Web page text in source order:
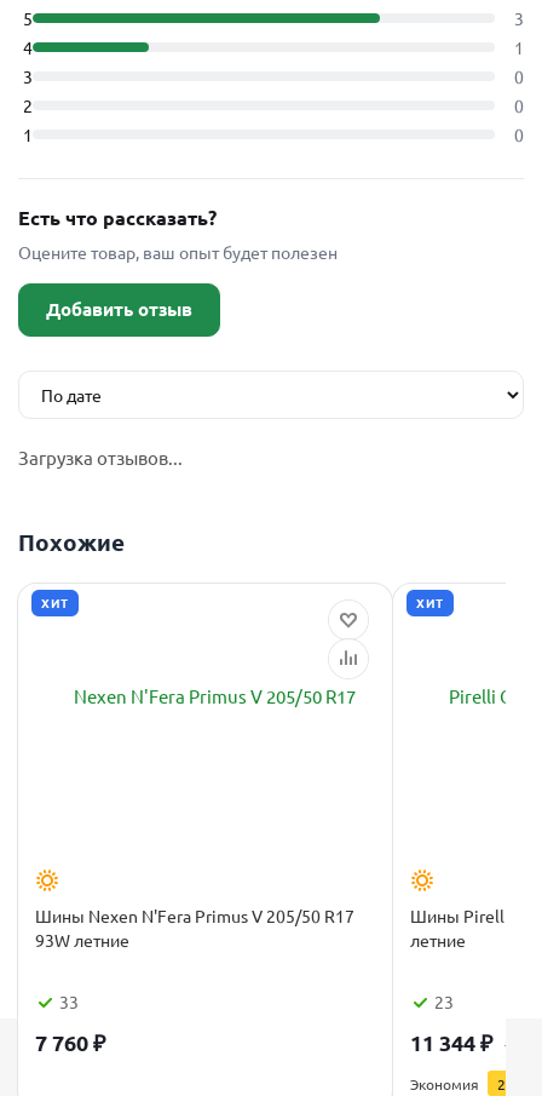
5
3
4
1
3
0
2
0
1
0
Есть что рассказать?
Оцените товар, ваш опыт будет полезен
Добавить отзыв
Загрузка отзывов...
Похожие
ХИТ
Шины Nexen N'Fera Primus V 205/50 R17
93W летние
33
7 760₽
ХИТ
Шины Pirelli
летние
23
11 344₽ 14
Экономия 2 836